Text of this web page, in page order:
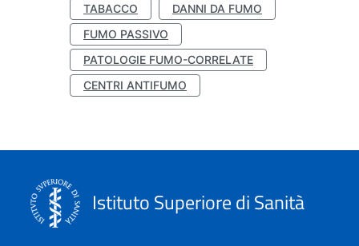
TABACCO
DANNI DA FUMO
FUMO PASSIVO
PATOLOGIE FUMO-CORRELATE
CENTRI ANTIFUMO
Istituto Superiore di Sanità